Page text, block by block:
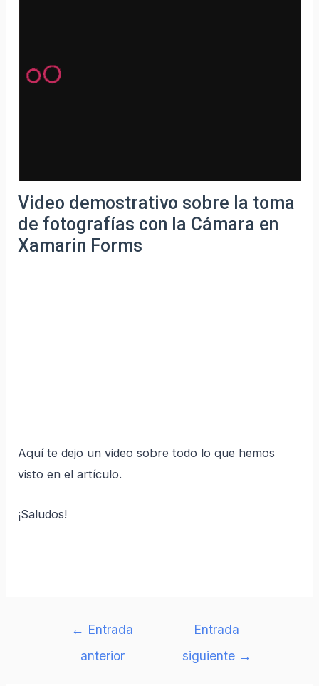
Video demostrativo sobre la toma
de fotografías con la Cámara en
Xamarin Forms
Aquí te dejo un video sobre todo lo que hemos
visto en el artículo.
¡Saludos!
← Entrada
anterior
Entrada
siguiente →